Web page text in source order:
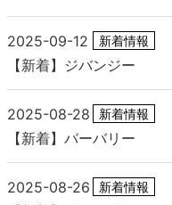
2025-09-12 新着情報
【新着】ジバンジー
2025-08-28 新着情報
【新着】バーバリー
2025-08-26 新着情報